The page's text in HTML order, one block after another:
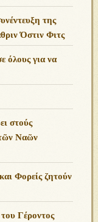
της
Όστιν Φιτς
όλους για να
στούς
τῶν Ναῶν
Φορείς ζητούν
Γέροντος